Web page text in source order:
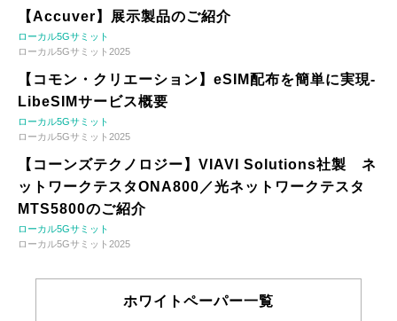
【Accuver】展示製品のご紹介
ローカル5Gサミット
ローカル5Gサミット2025
【コモン・クリエーション】eSIM配布を簡単に実現-
LibeSIMサービス概要
ローカル5Gサミット
ローカル5Gサミット2025
【コーンズテクノロジー】VIAVI Solutions社製 ネ
ットワークテスタONA800／光ネットワークテスタ
MTS5800のご紹介
ローカル5Gサミット
ローカル5Gサミット2025
ホワイトペーパー一覧